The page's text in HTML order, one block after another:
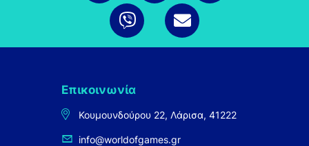
Επικοινωνία
Κουμουνδούρου 22, Λάρισα, 41222
info@worldofgames.gr